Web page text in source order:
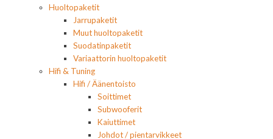
Huoltopaketit
Jarrupaketit
Muut huoltopaketit
Suodatinpaketit
Variaattorin huoltopaketit
Hifi & Tuning
Hifi / Äänentoisto
Soittimet
Subwooferit
Kaiuttimet
Johdot / pientarvikkeet